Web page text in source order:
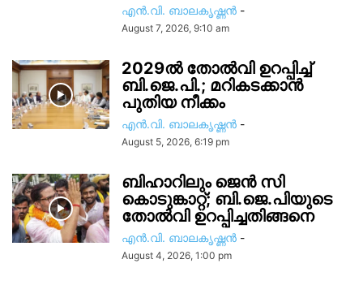
എൻ.വി. ബാലകൃഷ്ണൻ -
August 7, 2026, 9:10 am
2029ൽ തോല്‍വി ഉറപ്പിച്ച്
ബി.ജെ.പി.; മറികടക്കാൻ
പുതിയ നീക്കം
എൻ.വി. ബാലകൃഷ്ണൻ -
August 5, 2026, 6:19 pm
ബിഹാറിലും ജെൻ സി
കൊടുങ്കാറ്റ്; ബി.ജെ.പിയുടെ
തോൽവി ഉറപ്പിച്ചതിങ്ങനെ
എൻ.വി. ബാലകൃഷ്ണൻ -
August 4, 2026, 1:00 pm